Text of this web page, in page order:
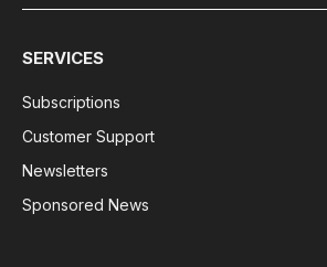
SERVICES
Subscriptions
Customer Support
Newsletters
Sponsored News